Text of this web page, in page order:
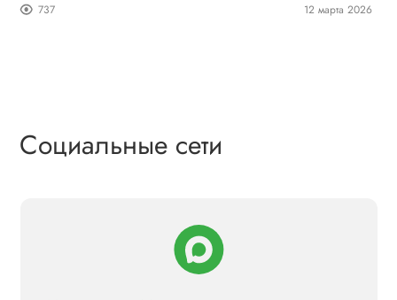
737 12 марта 2026
Социальные сети